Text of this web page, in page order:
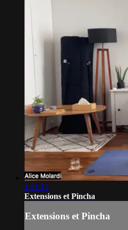
1:21:12
Extensions et Pincha
Extensions et Pincha